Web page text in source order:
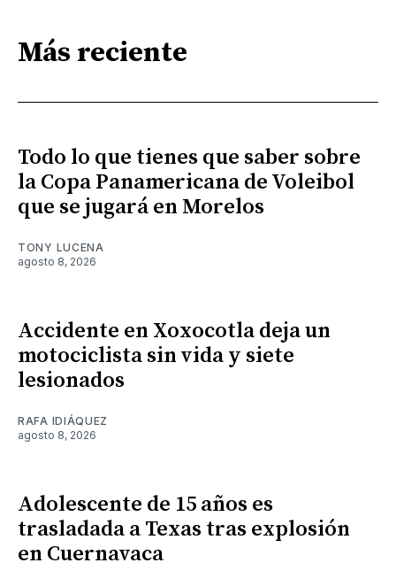
Más reciente
Todo lo que tienes que saber sobre
la Copa Panamericana de Voleibol
que se jugará en Morelos
TONY LUCENA
agosto 8, 2026
Accidente en Xoxocotla deja un
motociclista sin vida y siete
lesionados
RAFA IDIÁQUEZ
agosto 8, 2026
Adolescente de 15 años es
trasladada a Texas tras explosión
en Cuernavaca